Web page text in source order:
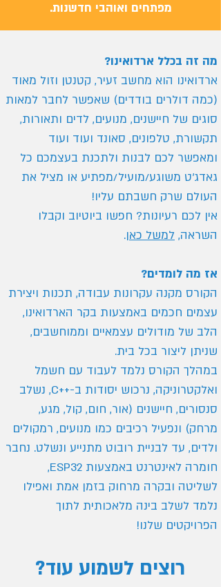
מפתחים ואוהבי חדשנות.
מה זה בכלל ארדואינו?
ארדואינו הוא מחשב זעיר, קטנטן וזול מאוד
(כמה דולרים בודדים) שאפשר לחבר למאות
סוגים של חיישנים, מנועים, לדים ותאורות,
תקשורת, טלפונים, סאונד ועוד ועוד
ומאפשר לכם לבנות ולתכנת בעצמכם כל
גאדג'ט משוגע/מועיל/מפתיע או מציל את
העולם שרק חשבתם עליו!
אין לכם רעיונות? חפשו ביוטיוב וקבלו
השראה, למשל כאן.
אז מה לומדים?
הקורס מקנה עקרונות עבודה, תכנות ויצירת
עצמים חכמים באמצעות בקר הארדואינו,
הלב של מודולים עצמאיים וממוחשבים,
שניתן ליצור בכל בית.
במהלך הקורס נלמד לעבוד עם חשמל
ואלקטרוניקה, נרכוש יסודות ב-++C, נשלב
סנסורים, חיישנים (אור, חום, קול, מגע,
מרחק) ונפעיל רכיבים כמו מנועים, רמקולים
ולדים, עד לבניית רובוט מתנייע ונשלט. נחבר
חומרה לאינטרנט באמצעות ESP32,
לשליטה ובקרה מרחוק בזמן אמת ואפילו
נלמד לשלב בינה מלאכותית לתוך
הפרויקטים שלנו!
רוצים לשמוע עוד?